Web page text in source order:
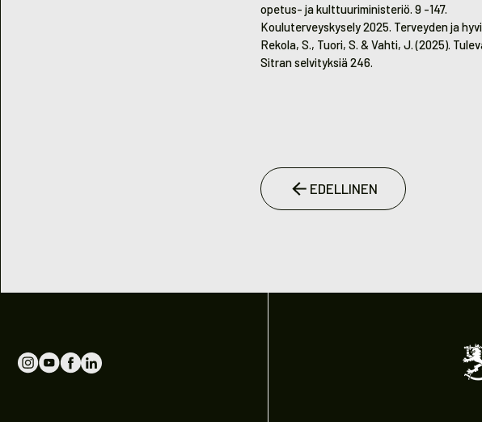
opetus- ja kulttuuriministeriö. 9 -147.
Kouluterveyskysely 2025. Terveyden ja
Rekola, S., Tuori, S. & Vahti, J. (2025).
Sitran selvityksiä 246.
EDELLINEN